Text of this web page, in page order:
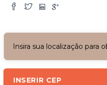
Insira sua localização para
INSERIR CEP